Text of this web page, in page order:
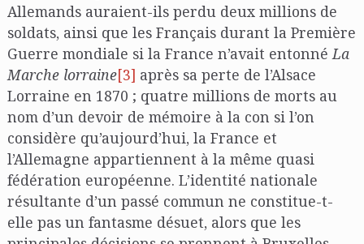
Allemands auraient-ils perdu deux millions de
soldats, ainsi que les Français durant la Première
Guerre mondiale si la France n’avait entonnéLa
Marche lorraine[3] après sa perte de l’Alsace
Lorraine en 1870 ; quatre millions de morts au
nom d’un devoir de mémoire à la con si l’on
considère qu’aujourd’hui, la France et
l’Allemagne appartiennent à la même quasi
fédération européenne. L’identité nationale
résultante d’un passé commun ne constitue-t-
elle pas un fantasme désuet, alors que les